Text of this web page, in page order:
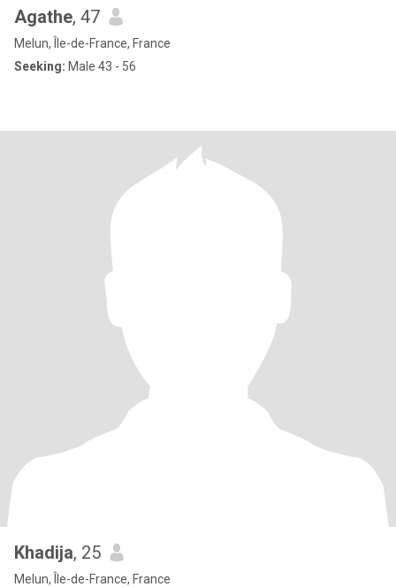
Agathe, 47
Melun, Île-de-France, France
Seeking: Male 43 - 56
Khadija, 25
Melun, Île-de-France, France